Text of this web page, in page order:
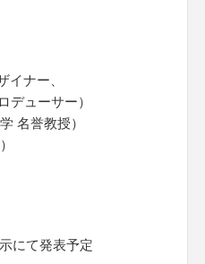
イナー、
デューサー）
名誉教授）
にて発表予定